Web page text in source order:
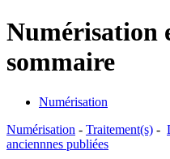
Numérisation
sommaire
Numérisation
Numérisation - Traitement(s) -
anciennnes publiées